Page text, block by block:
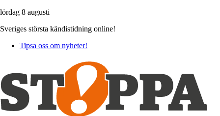
lördag 8 augusti
Sveriges största kändistidning online!
Tipsa oss om nyheter!